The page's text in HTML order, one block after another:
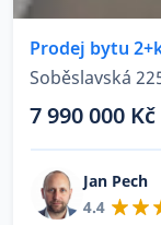
Prodej bytu
Soběslavská
7 990 000 Kč
Jan Pech
4.4